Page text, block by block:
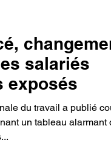
e
salariés
exposés
du travail a publié
un tableau alarmant